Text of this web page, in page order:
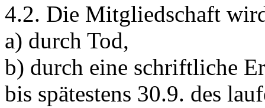
4.2. Die Mitgliedschaft
a) durch Tod,
b) durch eine schriftliche
bis spätestens 30.9. des